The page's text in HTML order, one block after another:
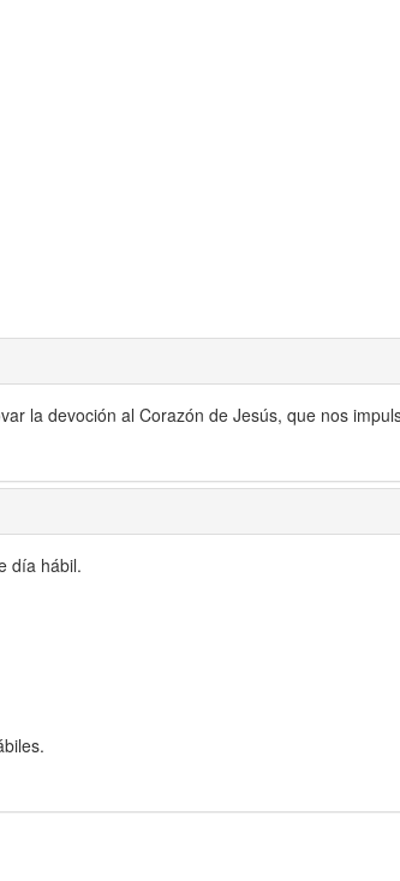
la devoción al Corazón de Jesús, que nos
día hábil.